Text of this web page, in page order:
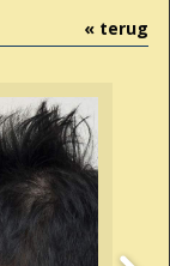
« terug